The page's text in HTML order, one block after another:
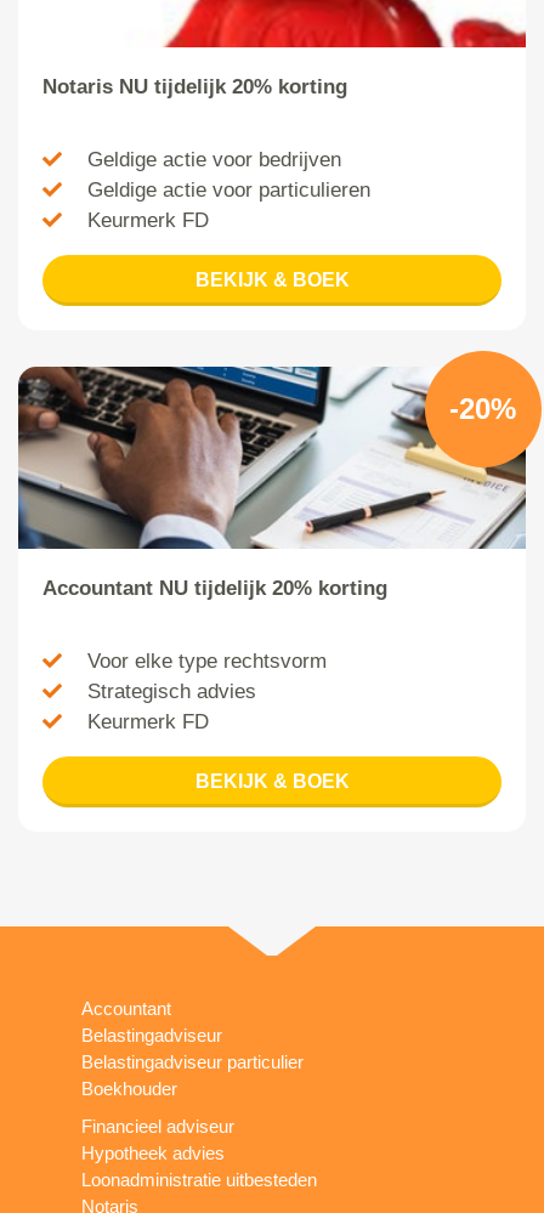
Notaris NU tijdelijk 20% korting
Geldige actie voor bedrijven
Geldige actie voor particulieren
Keurmerk FD
BEKIJK & BOEK
-20%
Accountant NU tijdelijk 20% korting
Voor elke type rechtsvorm
Strategisch advies
Keurmerk FD
BEKIJK & BOEK
Accountant
Belastingadviseur
Belastingadviseur particulier
Boekhouder
Financieel adviseur
Hypotheek advies
Loonadministratie uitbesteden
Notaris